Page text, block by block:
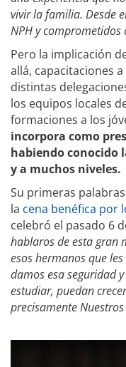
vivir la familia. Desde
NPH y comprometidos
Pero la implicación
allá, capacitaciones
distintas
los equipos locales
formaciones a los
incorpora como
habiendo conocido
y a muchos niveles.
Su primeras
la cena benéfica por
celebró el pasado 6
hablaros de esta gran
esos hermanos que
damos esa seguridad
estudiar, puedan
precisamente